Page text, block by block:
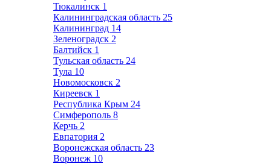
Тюкалинск 1
Калининградская область 25
Калининград 14
Зеленоградск 2
Балтийск 1
Тульская область 24
Тула 10
Новомосковск 2
Киреевск 1
Республика Крым 24
Симферополь 8
Керчь 2
Евпатория 2
Воронежская область 23
Воронеж 10